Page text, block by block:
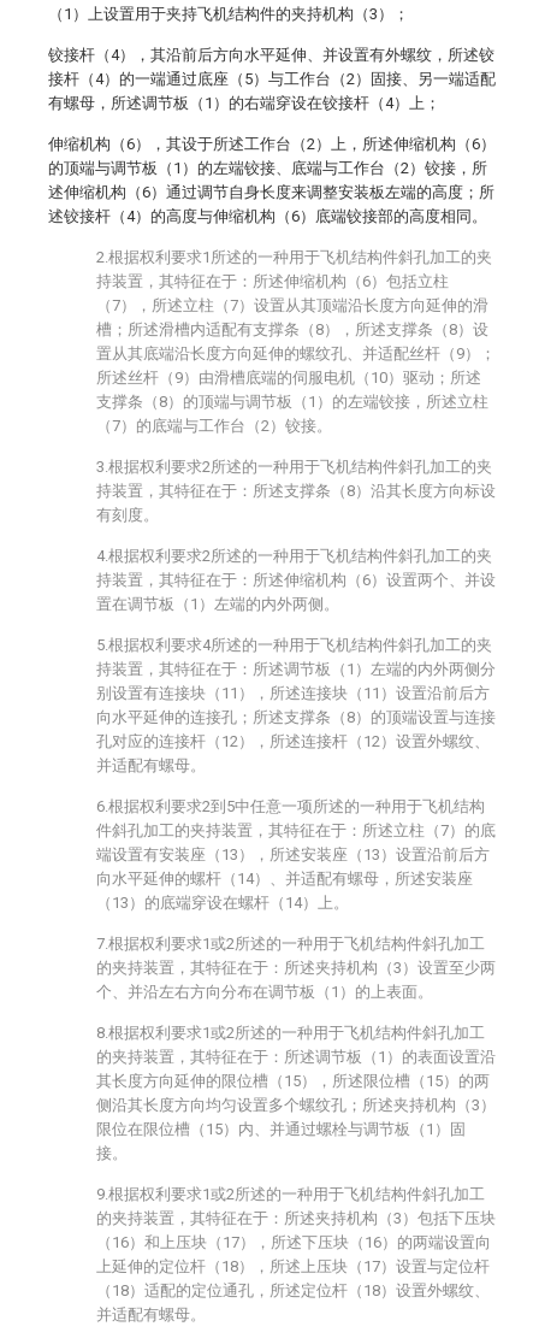
（1）上设置用于夹持飞机结构件的夹持机构（3）；
铰接杆（4），其沿前后方向水平延伸、并设置有外螺纹，所述铰
接杆（4）的一端通过底座（5）与工作台（2）固接、另一端适配
有螺母，所述调节板（1）的右端穿设在铰接杆（4）上；
伸缩机构（6），其设于所述工作台（2）上，所述伸缩机构（6）
的顶端与调节板（1）的左端铰接、底端与工作台（2）铰接，所
述伸缩机构（6）通过调节自身长度来调整安装板左端的高度；所
述铰接杆（4）的高度与伸缩机构（6）底端铰接部的高度相同。
2.根据权利要求1所述的一种用于飞机结构件斜孔加工的夹
持装置，其特征在于：所述伸缩机构（6）包括立柱
（7），所述立柱（7）设置从其顶端沿长度方向延伸的滑
槽；所述滑槽内适配有支撑条（8），所述支撑条（8）设
置从其底端沿长度方向延伸的螺纹孔、并适配丝杆（9）；
所述丝杆（9）由滑槽底端的伺服电机（10）驱动；所述
支撑条（8）的顶端与调节板（1）的左端铰接，所述立柱
（7）的底端与工作台（2）铰接。
3.根据权利要求2所述的一种用于飞机结构件斜孔加工的夹
持装置，其特征在于：所述支撑条（8）沿其长度方向标设
有刻度。
4.根据权利要求2所述的一种用于飞机结构件斜孔加工的夹
持装置，其特征在于：所述伸缩机构（6）设置两个、并设
置在调节板（1）左端的内外两侧。
5.根据权利要求4所述的一种用于飞机结构件斜孔加工的夹
持装置，其特征在于：所述调节板（1）左端的内外两侧分
别设置有连接块（11），所述连接块（11）设置沿前后方
向水平延伸的连接孔；所述支撑条（8）的顶端设置与连接
孔对应的连接杆（12），所述连接杆（12）设置外螺纹、
并适配有螺母。
6.根据权利要求2到5中任意一项所述的一种用于飞机结构
件斜孔加工的夹持装置，其特征在于：所述立柱（7）的底
端设置有安装座（13），所述安装座（13）设置沿前后方
向水平延伸的螺杆（14）、并适配有螺母，所述安装座
（13）的底端穿设在螺杆（14）上。
7.根据权利要求1或2所述的一种用于飞机结构件斜孔加工
的夹持装置，其特征在于：所述夹持机构（3）设置至少两
个、并沿左右方向分布在调节板（1）的上表面。
8.根据权利要求1或2所述的一种用于飞机结构件斜孔加工
的夹持装置，其特征在于：所述调节板（1）的表面设置沿
其长度方向延伸的限位槽（15），所述限位槽（15）的两
侧沿其长度方向均匀设置多个螺纹孔；所述夹持机构（3）
限位在限位槽（15）内、并通过螺栓与调节板（1）固
接。
9.根据权利要求1或2所述的一种用于飞机结构件斜孔加工
的夹持装置，其特征在于：所述夹持机构（3）包括下压块
（16）和上压块（17），所述下压块（16）的两端设置向
上延伸的定位杆（18），所述上压块（17）设置与定位杆
（18）适配的定位通孔，所述定位杆（18）设置外螺纹、
并适配有螺母。